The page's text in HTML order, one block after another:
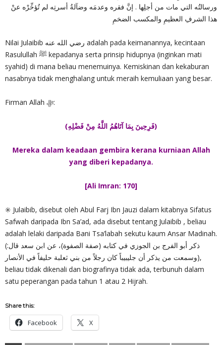
ورسالتُه التي مات من أجلِها . إنَّ فقره وعدمَه وضآلةُ أسرتِه لم تُؤخِّرْه عنْ
هذا الشرفِ العظيمِ والمكسب الضخمِ
Nilai Julaibib رضي الله عنه adalah pada keimanannya, kecintaan
Rasulullah ﷺ kepadanya serta prinsip hidupnya (inginkan mati
syahid) di mana beliau menemuinya. Kemiskinan dan kekaburan
nasabnya tidak menghalang untuk meraih kemuliaan yang besar.
Firman Allah ‎ﷻ:
(فَرِحِينَ بِمَا آتَاهُمُ اللَّهُ مِنْ فَضْلِهِ)
Mereka dalam keadaan gembira kerana kurniaan Allah
yang diberi kepadanya.
[Ali Imran: 170]
✳️ Julaibib, disebut oleh Abul Farj Ibn Jauzi dalam kitabnya Sifatus
Safwah daripada Ibn Sa’ad, ada disebut tentang Julaibib , beliau
adalah lelaki daripada Bani Tsa’labah sekutu kaum Ansar Madinah.
(ذكر أبو الفرج بن الجوزي في كتابه (صفة الصفوة)، عن ابن سعد قال:
وسمعت من يذكر أن جليبيباً كان رجلاً من بني ثعلبة حليفاً في الأنصار),
beliau tidak dikenali dan biografinya tidak ada, terbunuh dalam
satu peperangan pada tahun 1 atau 2 Hijrah.
Share this:
Facebook X